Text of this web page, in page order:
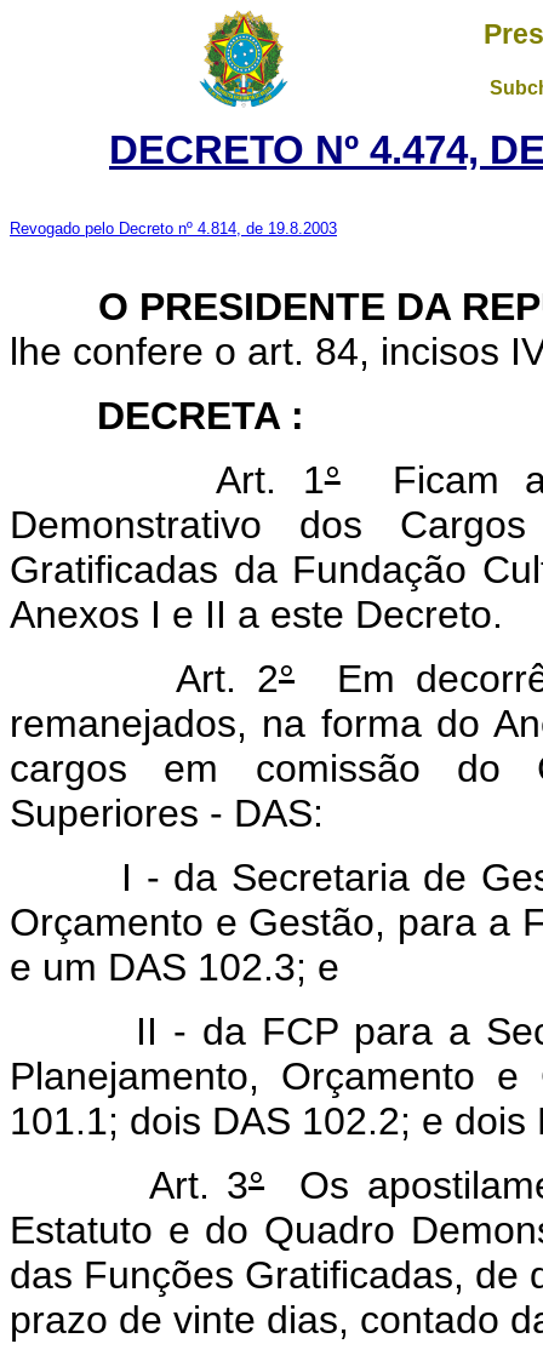
DECRETO Nº 4.474,
Revogado pelo Decreto nº 4.814, de 19.8.2003
O PRESIDENTE DA
lhe confere o art. 84, incisos
DECRETA :
Art. 1°Ficam
Demonstrativo dos
Gratificadas da Fundação
Anexos I e II a este Decreto.
Art. 2° Em
remanejados, na forma do
cargos em comissão do
Superiores - DAS:
I - da Secretaria de
Orçamento e Gestão, para a
e um DAS 102.3; e
II - da FCP para a
Planejamento, Orçamento
101.1; dois DAS 102.2; e dois
Art. 3° Os
Estatuto e do Quadro
das Funções Gratificadas, de
prazo de vinte dias, contado